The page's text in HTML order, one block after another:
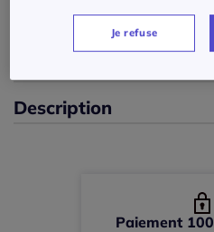
En stock
44 -En stock
Description
Paiement
Je refuse